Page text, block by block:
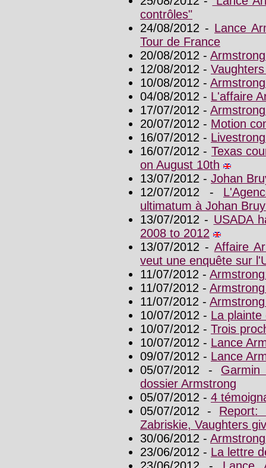
contrôles"
24/08/2012 - Lance
Tour de France
20/08/2012 -
12/08/2012 -
10/08/2012 -
04/08/2012 - L'affaire
17/07/2012 -
20/07/2012 - Motion
16/07/2012 -
16/07/2012 - Texas
on August 10th
13/07/2012 - Johan
12/07/2012 -
ultimatum à Johan
13/07/2012 - USADA
2008 to 2012
13/07/2012 - Affaire
veut une enquête sur
11/07/2012 -
11/07/2012 -
11/07/2012 -
10/07/2012 - La plainte
10/07/2012 - Trois
10/07/2012 - Lance
09/07/2012 - Lance
05/07/2012 -
dossier Armstrong
05/07/2012 - 4
05/07/2012 - Report:
Zabriskie, Vaughters
30/06/2012 -
23/06/2012 - La lettre